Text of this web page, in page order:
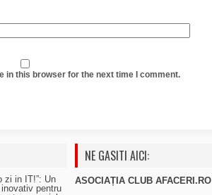
in this browser for the next time I comment.
zi in IT!”: Un
pentru
NE GASITI AICI:
ASOCIAȚIA CLUB AFACERI.RO